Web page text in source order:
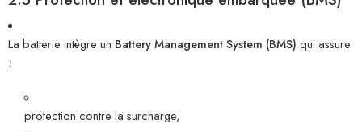
La batterie intègre un Battery Management System (BMS) qui assure
:
protection contre la surcharge,